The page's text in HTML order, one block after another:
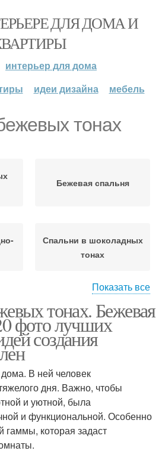
ДЛЯ ДОМА И
интерьер для дома
идеи дизайна мебель
тонах
Бежевая спальня
Спальни в шоколадных
тонах
Тона с фото
Спальни в бежевых
тонах
Показать все
тонах. Бежевая
фото лучших
создания
В ней человек
дня. Важно, чтобы
и уютной, была
и функциональной. Особенно
гаммы, которая задаст